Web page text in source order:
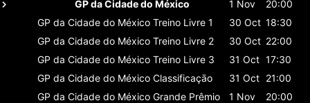
GP da Cidade do México 1 Nov
20:00
GP da Cidade do México Treino Livre 1 30 Oct 18:30
GP da Cidade do México Treino Livre 2 30 Oct 22:00
GP da Cidade do México Treino Livre 3 31 Oct 17:30
GP da Cidade do México Classificaçāo 31 Oct 21:00
GP da Cidade do México Grande Prêmio 1 Nov
20:00